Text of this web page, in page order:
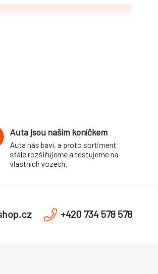
Auta jsou naším koníčkem
Auta nás baví, a proto sortiment
stále rozšiřujeme a testujeme na
vlastních vozech.
+420 734 578 578